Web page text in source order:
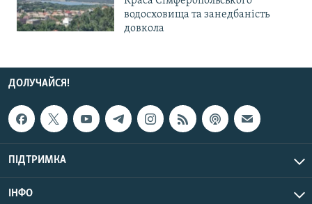
водосховища та занедбаність
довкола
ДОЛУЧАЙСЯ!
ПІДТРИМКА
ІНФО